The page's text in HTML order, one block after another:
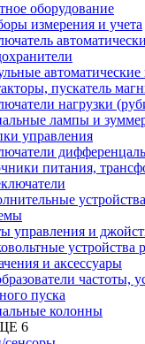
оборудование
измерения и учета
пускатель
нагрузки
лампы и
управления
питания,
управления и
устройства
и аксессуары
частоты,
пуска
колонны
6